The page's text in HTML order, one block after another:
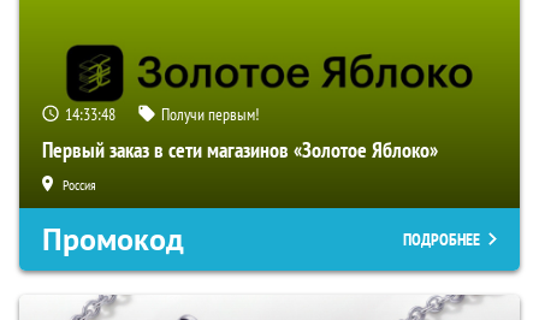
14:33:47 Получи первым!
Первый заказ в сети магазинов «Золотое Яблоко»
Россия
Промокод ПОДРОБНЕЕ